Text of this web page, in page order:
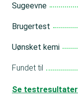
Sugeevne
Brugertest
Uønsket kemi
Fundet til
Se testresultater